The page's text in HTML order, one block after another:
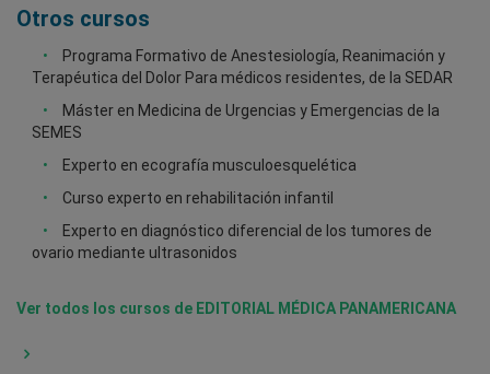
Otros cursos
Programa Formativo de Anestesiología, Reanimación y
Terapéutica del Dolor Para médicos residentes, de la SEDAR
Máster en Medicina de Urgencias y Emergencias de la
SEMES
Experto en ecografía musculoesquelética
Curso experto en rehabilitación infantil
Experto en diagnóstico diferencial de los tumores de
ovario mediante ultrasonidos
Ver todos los cursos de EDITORIAL MÉDICA PANAMERICANA